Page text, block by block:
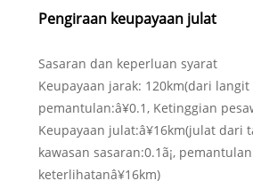
Pengiraan keupayaan julat
Sasaran dan keperluan syarat
Keupayaan jarak: 120km(dari langit
pemantulan:â¥0.1, Ketinggian
Keupayaan julat:â¥16km(julat dari
kawasan sasaran:0.1ã¡,
keterlihatanâ¥16km)